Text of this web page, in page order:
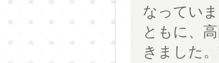
なってい
ともに、
きました